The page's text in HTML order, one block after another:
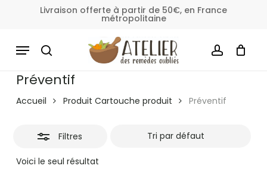
content
Livraison offerte à partir de 50€, en France
métropolitaine
SEARCH ACCOUNT
MENU panier
Préventif
Accueil Produit Cartouche produit Préventif
Filtres
Voici le seul résultat
filtres